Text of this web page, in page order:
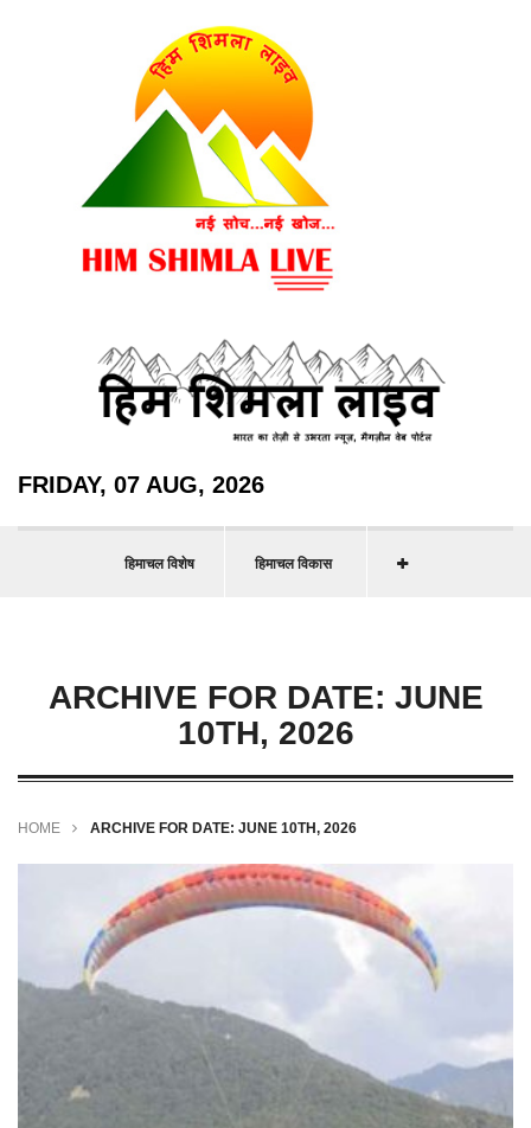
FRIDAY, 07 AUG, 2026
हिमाचल विशेष हिमाचल विकास
ARCHIVE FOR DATE: JUNE
10TH, 2026
HOME ARCHIVE FOR DATE: JUNE 10TH, 2026